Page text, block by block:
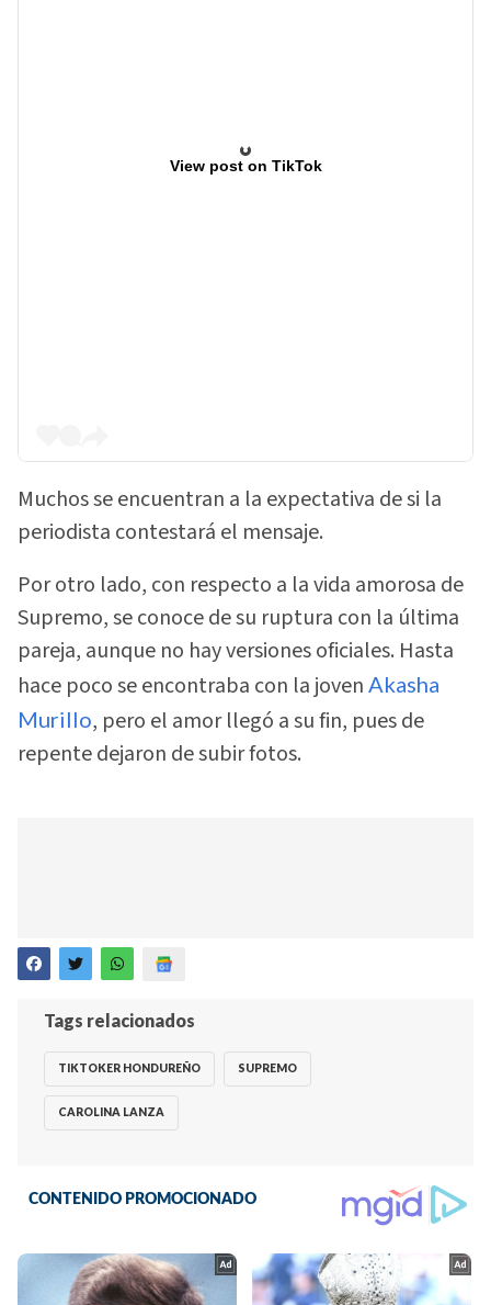
View post on TikTok
Muchos se encuentran a la expectativa de si la
periodista contestará el mensaje.
Por otro lado, con respecto a la vida amorosa de
Supremo, se conoce de su ruptura con la última
pareja, aunque no hay versiones oficiales. Hasta
hace poco se encontraba con la joven Akasha
Murillo, pero el amor llegó a su fin, pues de
repente dejaron de subir fotos.
Tags relacionados
TIKTOKER HONDUREÑO SUPREMO
CAROLINA LANZA